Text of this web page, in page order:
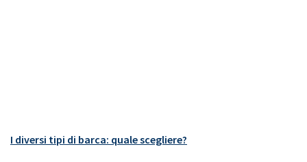
I diversi tipi di barca: quale scegliere?